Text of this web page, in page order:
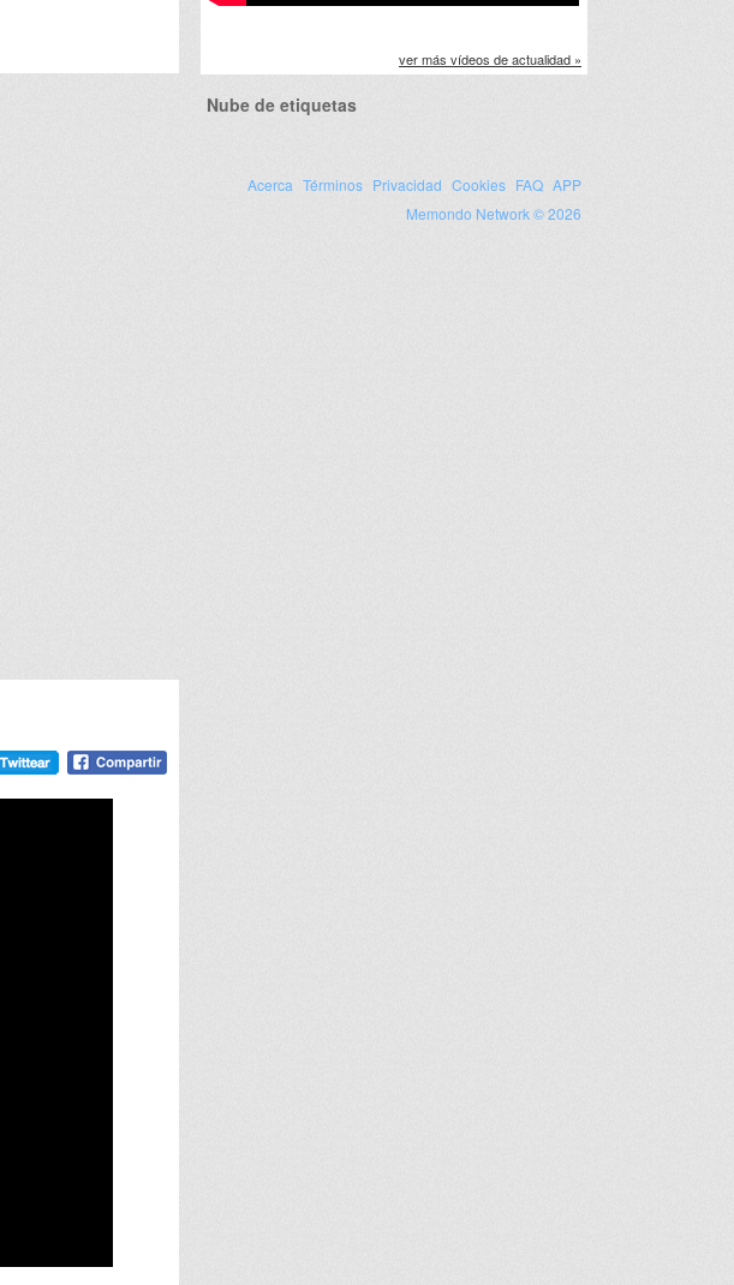
ver más vídeos de actualidad »
Nube de etiquetas
Acerca Términos Privacidad Cookies FAQ APP
Memondo Network © 2026